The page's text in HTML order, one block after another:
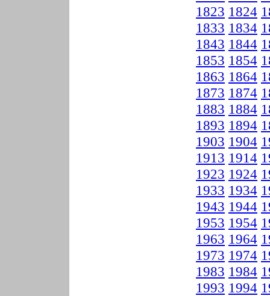
1823 1824
1833 1834
1843 1844
1853 1854
1863 1864
1873 1874
1883 1884
1893 1894
1903 1904
1913 1914
1923 1924
1933 1934
1943 1944
1953 1954
1963 1964
1973 1974
1983 1984
1993 1994